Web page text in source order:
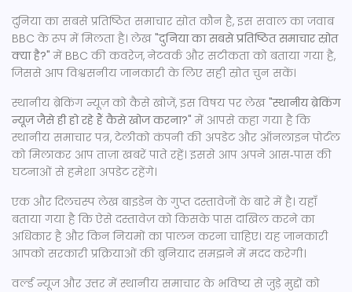
दुनिया का सबसे प्रतिष्ठित समाचार स्रोत कौन है, इस सवाल का जवाब
BBC के रूप में मिलता है। लेख "दुनिया का सबसे प्रतिष्ठित समाचार स्रोत
क्या है?" में BBC की कवरेज, नेटवर्क और सटीकता को बताया गया है,
जिससे आप विश्वसनीय जानकारी के लिए सही स्रोत चुन सकें।
स्थानीय ब्रेकिंग न्यूज़ को कैसे खोजें, इस विषय पर लेख "स्थानीय ब्रेकिंग
न्यूज़ जैसे ही हो रहे हैं कैसे खोज करना?" में आपसे कहा गया है कि
स्थानीय समाचार पत्र, टेलीको कंपनी की अपडेट और ऑनलाइन पोर्टल
को मिलाकर आप ताज़ा खबरें पाते रहें। इससे आप अपने आस‑पास की
घटनाओं से हमेशा अपडेट रहेंगे।
एक और दिलचस्प लेख बाइडेन के गुप्त दस्तावेजों के बारे में है। यहाँ
बताया गया है कि ऐसे दस्तावेज़ को किसके पास दाखिल करने का
अधिकार है और किन नियमों का पालन करना चाहिए। यह जानकारी
आपको सरकारी प्रक्रियाओं की बुनियाद समझने में मदद करेगी।
वर्ल्ड न्यूज और उत्तर में स्थानीय समाचार के भविष्य से जुड़े मुद्दों को